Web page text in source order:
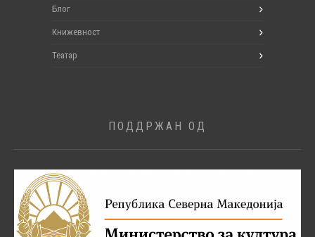
Блог
Книжевност
Театар
ПОДДРЖАН ОД